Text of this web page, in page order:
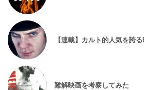
【連載】カルト的人気を誇
難解映画を考察してみた